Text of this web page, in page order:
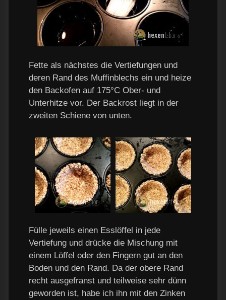
Fette als nächstes die Vertiefungen und
deren Rand des Muffinblechs ein und heize
den Backofen auf 175°C Ober- und
Unterhitze vor. Der Backrost liegt in der
zweiten Schiene von unten.
Fülle jeweils einen Esslöffel in jede
Vertiefung und drücke die Mischung mit
einem Löffel oder den Fingern gut an den
Boden und den Rand. Da der obere Rand
recht ausgefranst und teilweise sehr dünn
geworden ist, habe ich ihn mit den Zinken